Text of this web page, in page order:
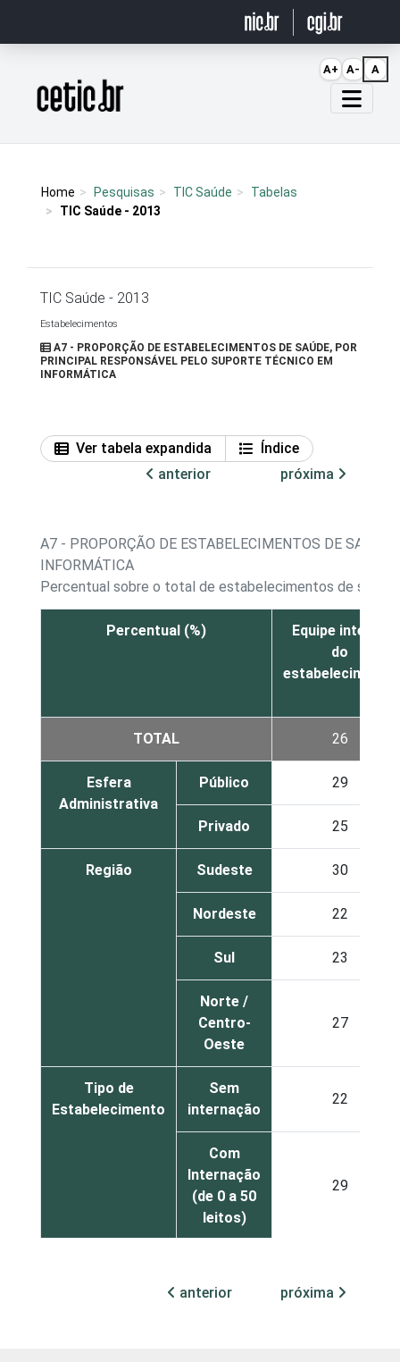
Página inicial
Home Pesquisas TIC Saúde
Tabelas
TIC Saúde - 2013
TIC Saúde - 2013
Estabelecimentos
A7 - PROPORÇÃO DE ESTABELECIMENTOS DE SAÚDE, POR
PRINCIPAL RESPONSÁVEL PELO SUPORTE TÉCNICO EM
INFORMÁTICA
Ver tabela expandida
Índice
anterior
próxima
A7 - PROPORÇÃO DE ESTABELECIMENTOS DE
INFORMÁTICA
Percentual sobre o total de estabelecimentos de
Percentual (%)
Equipe interna
do
estabelecimento
TOTAL 26
Esfera
Administrativa
Público 29
Privado 25
Região Sudeste 30
Nordeste 22
Sul 23
Norte /
Centro-
Oeste
27
Tipo de
Estabelecimento
Sem
internação
22
Com
Internação
(de 0 a 50
leitos)
29
Internação
70
anterior próxima
A+ A- A